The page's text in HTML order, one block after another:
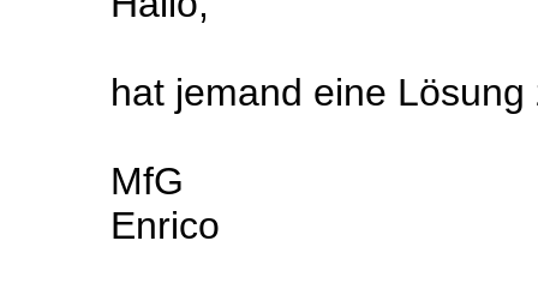
hat jemand eine
MfG
Enrico